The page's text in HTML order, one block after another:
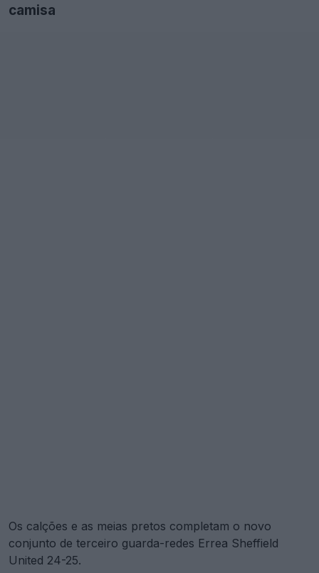
camisa
Os calções e as meias pretos completam o novo
conjunto de terceiro guarda-redes Errea Sheffield
United 24-25.